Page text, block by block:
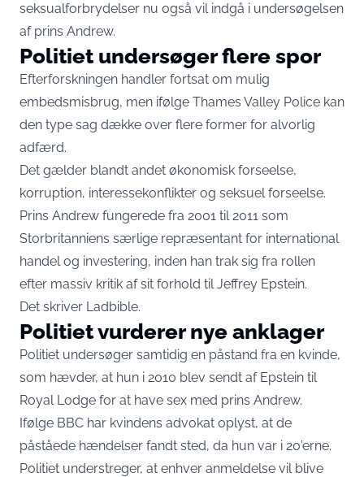
seksualforbrydelser nu også vil indgå i undersøgelsen
af prins Andrew.
Politiet undersøger flere spor
Efterforskningen handler fortsat om mulig
embedsmisbrug, men ifølge Thames Valley Police kan
den type sag dække over flere former for alvorlig
adfærd.
Det gælder blandt andet økonomisk forseelse,
korruption, interessekonflikter og seksuel forseelse.
Prins Andrew fungerede fra 2001 til 2011 som
Storbritanniens særlige repræsentant for international
handel og investering, inden han trak sig fra rollen
efter massiv kritik af sit forhold til Jeffrey Epstein.
Det skriver Ladbible.
Politiet vurderer nye anklager
Politiet undersøger samtidig en påstand fra en kvinde,
som hævder, at hun i 2010 blev sendt af Epstein til
Royal Lodge for at have sex med prins Andrew.
Ifølge BBC har kvindens advokat oplyst, at de
påståede hændelser fandt sted, da hun var i 20’erne.
Politiet understreger, at enhver anmeldelse vil blive